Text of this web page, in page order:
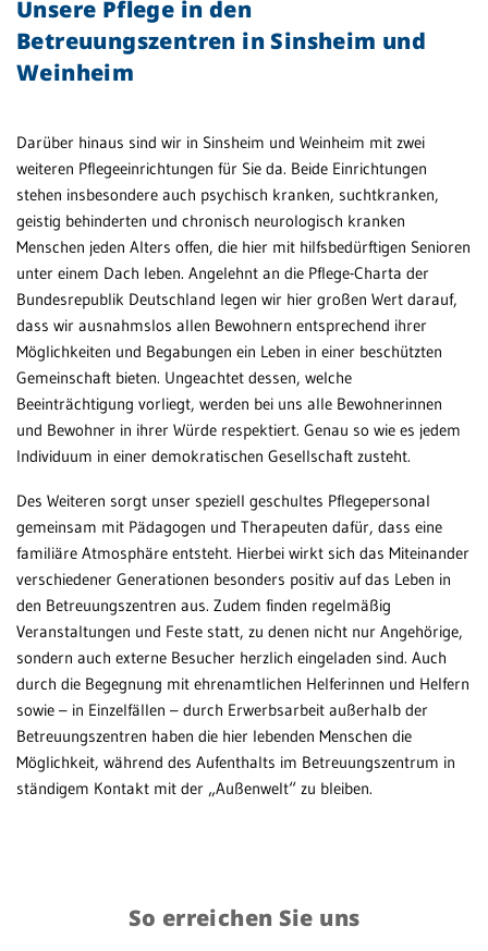
Unsere Pflege in den
Betreuungszentren in Sinsheim und
Weinheim
Darüber hinaus sind wir in Sinsheim und Weinheim mit zwei
weiteren Pflegeeinrichtungen für Sie da. Beide Einrichtungen
stehen insbesondere auch psychisch kranken, suchtkranken,
geistig behinderten und chronisch neurologisch kranken
Menschen jeden Alters offen, die hier mit hilfsbedürftigen Senioren
unter einem Dach leben. Angelehnt an die Pflege-Charta der
Bundesrepublik Deutschland legen wir hier großen Wert darauf,
dass wir ausnahmslos allen Bewohnern entsprechend ihrer
Möglichkeiten und Begabungen ein Leben in einer beschützten
Gemeinschaft bieten. Ungeachtet dessen, welche
Beeinträchtigung vorliegt, werden bei uns alle Bewohnerinnen
und Bewohner in ihrer Würde respektiert. Genau so wie es jedem
Individuum in einer demokratischen Gesellschaft zusteht.
Des Weiteren sorgt unser speziell geschultes Pflegepersonal
gemeinsam mit Pädagogen und Therapeuten dafür, dass eine
familiäre Atmosphäre entsteht. Hierbei wirkt sich das Miteinander
verschiedener Generationen besonders positiv auf das Leben in
den Betreuungszentren aus. Zudem finden regelmäßig
Veranstaltungen und Feste statt, zu denen nicht nur Angehörige,
sondern auch externe Besucher herzlich eingeladen sind. Auch
durch die Begegnung mit ehrenamtlichen Helferinnen und Helfern
sowie – in Einzelfällen – durch Erwerbsarbeit außerhalb der
Betreuungszentren haben die hier lebenden Menschen die
Möglichkeit, während des Aufenthalts im Betreuungszentrum in
ständigem Kontakt mit der „Außenwelt“ zu bleiben.
So erreichen Sie uns